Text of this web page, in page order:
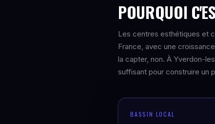
POURQUOI
Les centres esthétiques et
France, avec une
la capter, non. À Yverdon-
suffisant pour construire un
BASSIN LOCAL